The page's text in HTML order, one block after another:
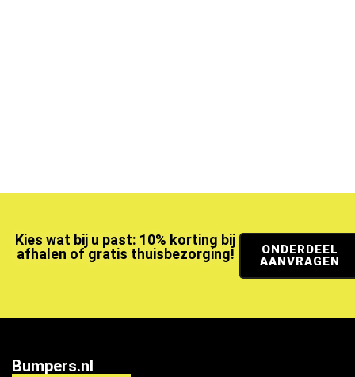
Kies wat bij u past: 10% korting bij
afhalen of gratis thuisbezorging!
ONDERDEEL
AANVRAGEN
Bumpers.nl